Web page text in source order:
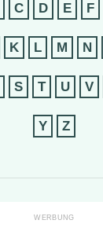
C D E F
K L M N
S T U V
Y Z